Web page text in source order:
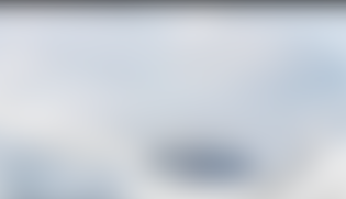
ykayn Blog